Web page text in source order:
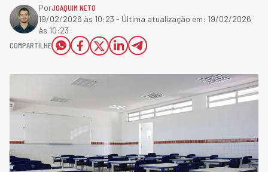
PorJOAQUIM NETO
19/02/2026 às 10:23 - Última atualização em: 19/02/2026
às 10:23
COMPARTILHE